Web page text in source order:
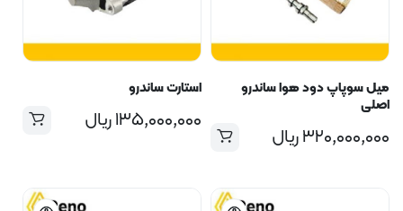
میل سوپاپ دود هوا ساندرو
اصلی
۳۲۰,۰۰۰,۰۰۰ریال
استارت ساندرو
۱۳۵,۰۰۰,۰۰۰ریال